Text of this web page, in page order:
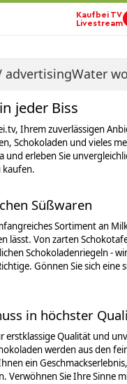
Kaufbei TV
Livestream
advertisingWater
jeder Biss
Ihrem zuverlässigen
Schokoladen und vieles
und erleben Sie
kaufen.
Süßwaren
Sortiment an
lässt. Von zarten
Schokoladenriegeln -
Gönnen Sie sich eine
in höchster
erstklassige Qualität und
werden aus den
ein
Verwöhnen Sie Ihre Sinne